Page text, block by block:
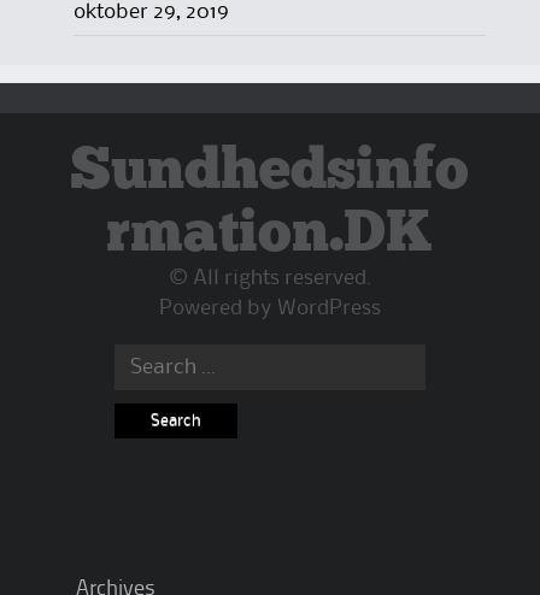
oktober 29, 2019
Sundhedsinfo
rmation.DK
© All rights reserved.
Powered by WordPress
Search
Archives